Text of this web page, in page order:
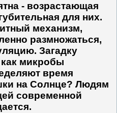
- возрастающая
для них.
механизм,
размножаться,
Загадку
как микробы
время
на Солнце? Людям
современной